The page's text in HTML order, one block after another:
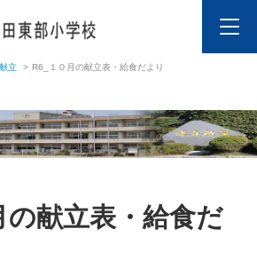
立 > R6_１０月の献立表・給食だより
の献立表・給食だ